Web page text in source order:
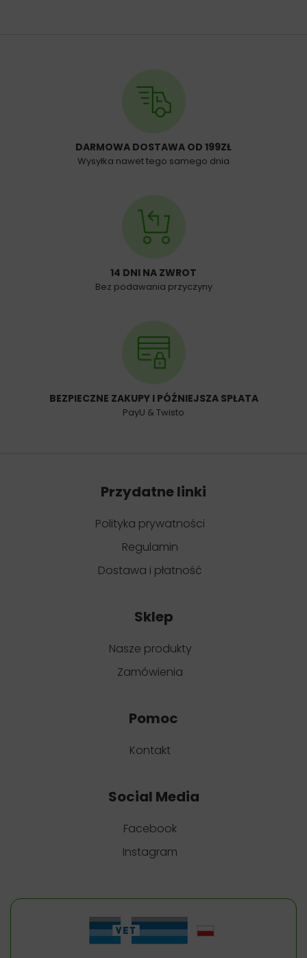
DARMOWA DOSTAWA OD 199ZŁ
Wysyłka nawet tego samego dnia
14 DNI NA ZWROT
Bez podawania przyczyny
BEZPIECZNE ZAKUPY I PÓŹNIEJSZA SPŁATA
PayU & Twisto
Przydatne linki
Polityka prywatności
Regulamin
Dostawa i płatność
Sklep
Nasze produkty
Zamówienia
Pomoc
Kontakt
Social Media
Facebook
Instagram